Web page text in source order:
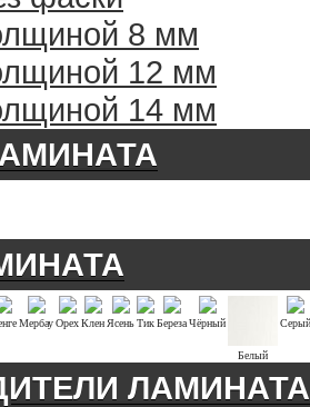
8 мм
12 мм
14 мм
МербауОрехКлен ЯсеньТикБерезаЧёрный
Белый
Серый
ЛАМИНАТА